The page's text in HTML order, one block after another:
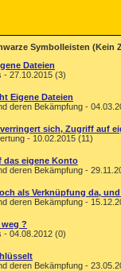
Symbolleisten (Kein
Dateien
- 27.10.2015 (3)
Eigene Dateien
deren Bekämpfung -
sich, Zugriff auf
- 10.02.2015 (11)
das eigene Konto
deren Bekämpfung -
als Verknüpfung da,
deren Bekämpfung -
?
- 04.08.2012 (0)
deren Bekämpfung -